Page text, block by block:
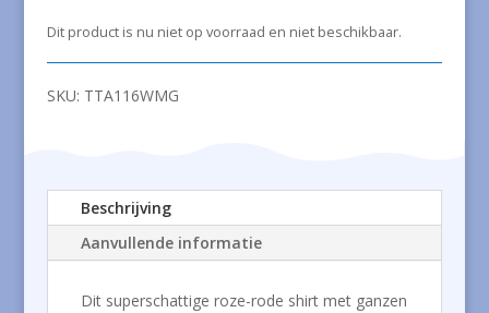
Dit product is nu niet op voorraad en niet beschikbaar.
SKU: TTA116WMG
Beschrijving
Aanvullende informatie
Dit superschattige roze-rode shirt met ganzen